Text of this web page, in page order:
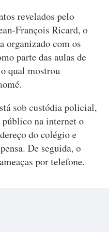
revelados pelo
François Ricard, o
organizado com os
parte das aulas de
qual mostrou
sob custódia policial,
na internet o
do colégio e
De seguida, o
por telefone.